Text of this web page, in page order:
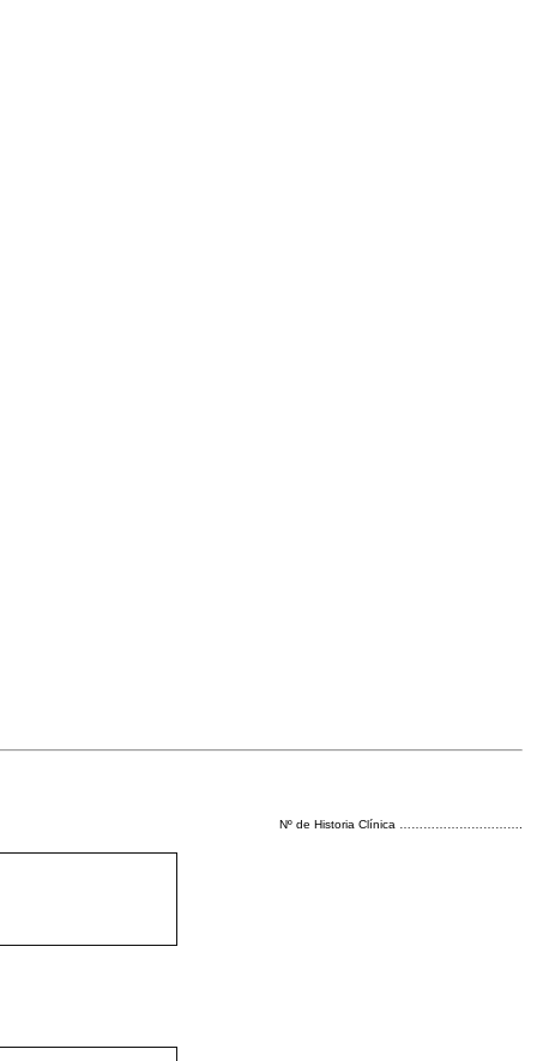
Nº de Historia Clínica ………………………….